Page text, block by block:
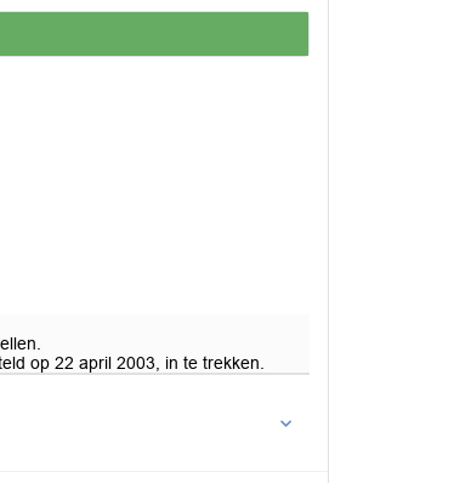
op 22 april 2003, in te trekken.